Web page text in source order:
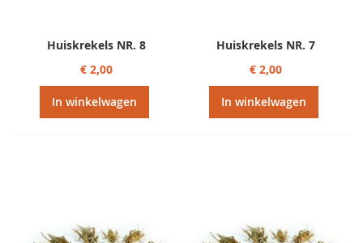
Huiskrekels NR. 8
€ 2,00
In winkelwagen
Huiskrekels NR. 7
€ 2,00
In winkelwagen